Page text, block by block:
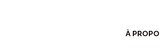
À